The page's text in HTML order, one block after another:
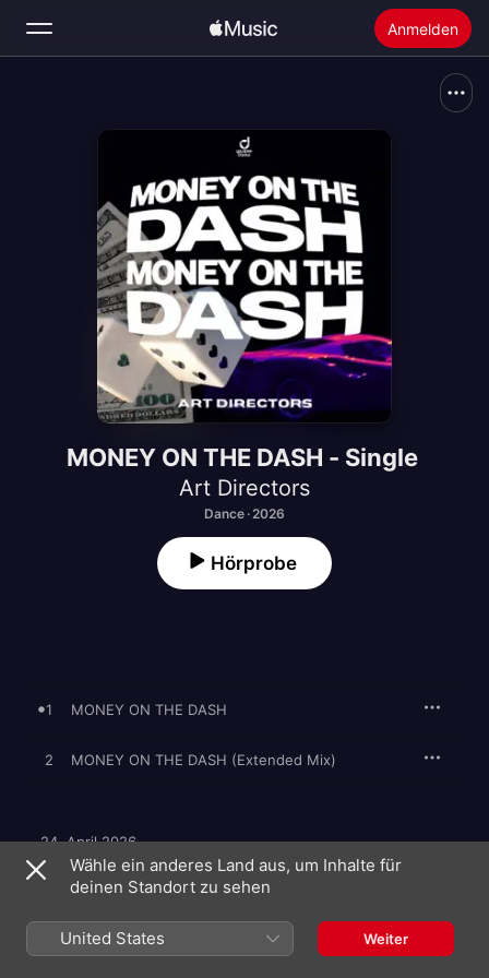
Anmelden
Radio
Apple Music installieren
MONEY ON THE DASH - Single
Art Directors
Dance · 2026
Hörprobe
1 MONEY ON THE DASH
2 MONEY ON THE DASH (Extended Mix)
24. April 2026
2 Titel, 4 Minuten
℗ 2026 You Love Dance, a division of Planet Punk Music
GmbH
Wähle ein anderes Land aus, um Inhalte für
deinen Standort zu sehen
United States Weiter